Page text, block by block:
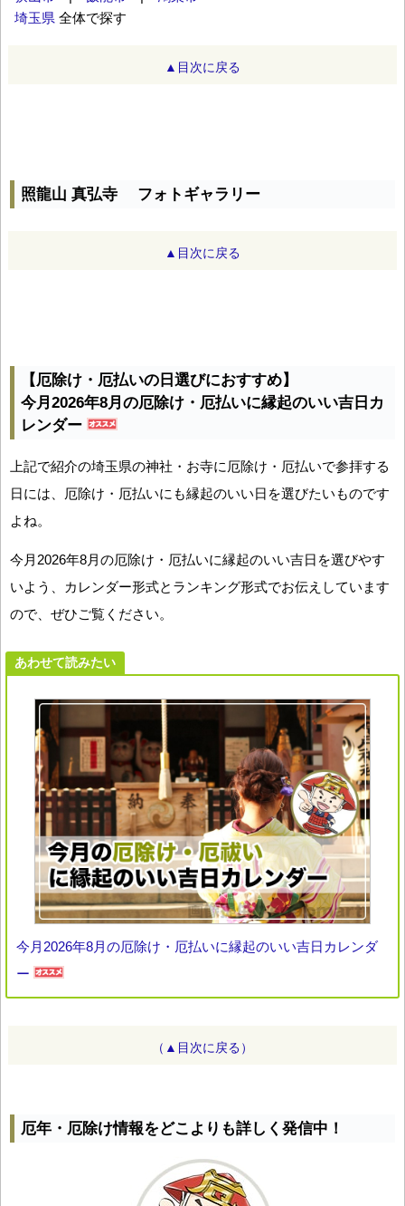
埼玉県 全体で探す
▲目次に戻る
照龍山 真弘寺 フォトギャラリー
▲目次に戻る
【厄除け・厄払いの日選びにおすすめ】
今月2026年8月の厄除け・厄払いに縁起のいい吉日カ
レンダー
上記で紹介の埼玉県の神社・お寺に厄除け・厄払いで参拝する
日には、厄除け・厄払いにも縁起のいい日を選びたいものです
よね。
今月2026年8月の厄除け・厄払いに縁起のいい吉日を選びやす
いよう、カレンダー形式とランキング形式でお伝えしています
ので、ぜひご覧ください。
あわせて読みたい
今月2026年8月の厄除け・厄払いに縁起のいい吉日カレンダ
ー
（▲目次に戻る）
厄年・厄除け情報をどこよりも詳しく発信中！